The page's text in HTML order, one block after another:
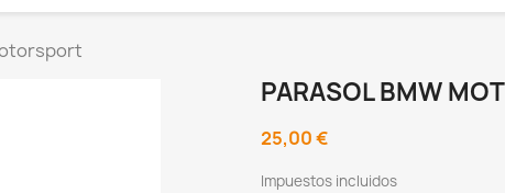
PARASOL BMW
25,00 €
Impuestos incluidos